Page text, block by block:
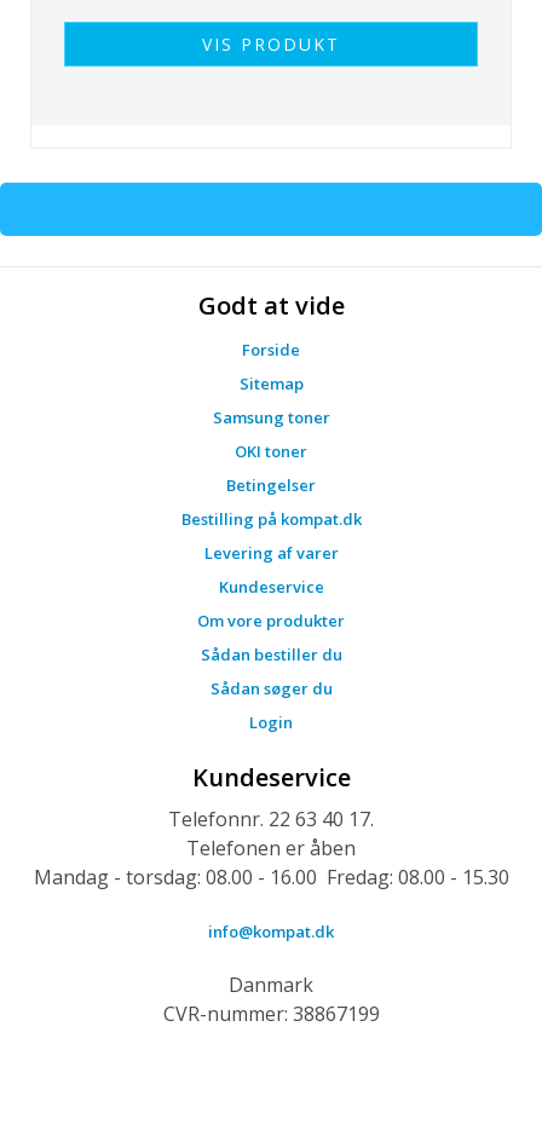
VIS PRODUKT
Godt at vide
Forside
Sitemap
Samsung toner
OKI toner
Betingelser
Bestilling på kompat.dk
Levering af varer
Kundeservice
Om vore produkter
Sådan bestiller du
Sådan søger du
Login
Kundeservice
Telefonnr. 22 63 40 17.
Telefonen er åben
Mandag - torsdag: 08.00 - 16.00 Fredag: 08.00 - 15.30
info@kompat.dk
Danmark
CVR-nummer: 38867199